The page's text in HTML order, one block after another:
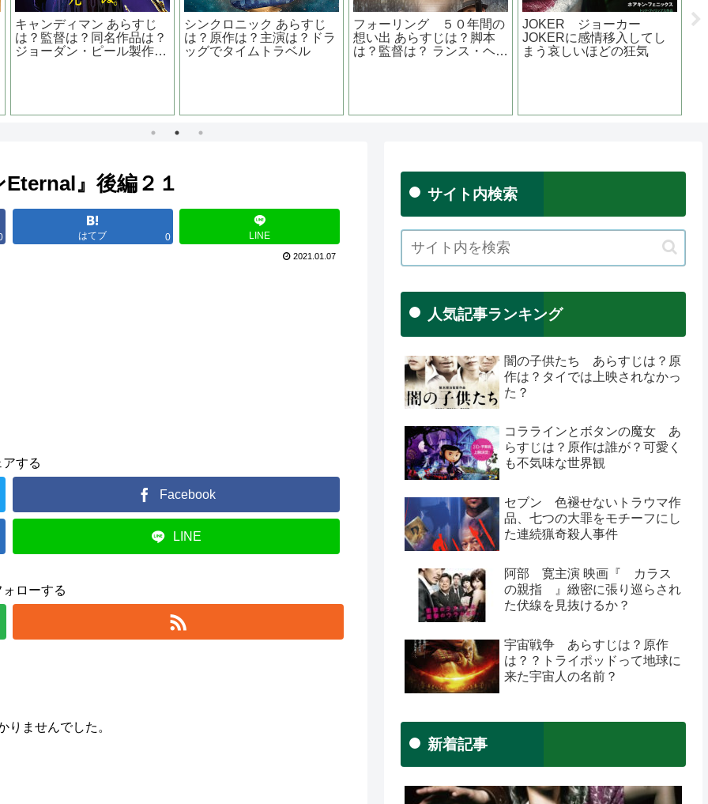
の村 あらすじは？原作
監督は？ ハードボイル
クション
ひらいて あらすじは？原作
は？ロケ地は？ 山田杏奈主
演
メメント 監督は？あの有
名な？？ラストシーンから
巻き戻されるストーリー
地獄の花園 あらすじは？原
作は？ 広瀬アリスがカリス
マヤンキー？？
大怪
じは？
』後編２１
はてブ 0 LINE
2021.01.07
する
Facebook
LINE
ローする
りませんでした。
サイト内検索
人気記事ランキング
闇の子供たち あらすじは？原
作は？タイでは上映されなかっ
た？
コララインとボタンの魔女 あ
らすじは？原作は誰が？可愛く
も不気味な世界観
セブン 色褪せないトラウマ作
品、七つの大罪をモチーフにし
た連続猟奇殺人事件
阿部 寛主演 映画『 カラス
の親指 』緻密に張り巡らされ
た伏線を見抜けるか？
宇宙戦争 あらすじは？原作
は？？トライポッドって地球に
来た宇宙人の名前？
新着記事